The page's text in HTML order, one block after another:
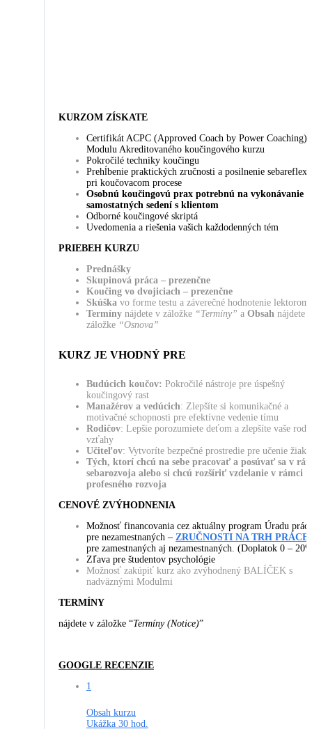
KURZOM ZÍSKATE
Certifikát ACPC (Approved Coach by Power Coaching)
Modulu Akreditovaného koučingového kurzu
Pokročilé techniky koučingu
Prehĺbenie praktických zručnosti a posilnenie
pri koučovacom procese
Osobnú koučingovú prax potrebnú na vykonávanie
samostatných sedení s klientom
Odborné koučingové skriptá
Uvedomenia a riešenia vašich každodenných tém
PRIEBEH KURZU
Prednášky
Skupinová práca – prezenčne
Koučing vo dvojiciach – prezenčne
Skúška vo forme testu a záverečné hodnotenie lektorom
Termíny nájdete v záložke “Termíny” a Obsah nájdete v
záložke “Osnova”
KURZ JE VHODNÝ PRE
Budúcich koučov: Pokročilé nástroje pre úspešný
koučingový rast
Manažérov a vedúcich: Zlepšíte si komunikačné a
motivačné schopnosti pre efektívne vedenie tímu
Rodičov: Lepšie porozumiete deťom a zlepšíte vaše
vzťahy
Učiteľov: Vytvoríte bezpečné prostredie pre učenie
Tých, ktorí chcú na sebe pracovať a posúvať sa v
sebarozvoja alebo si chcú rozšíriť vzdelanie v rámci
profesného rozvoja
CENOVÉ ZVÝHODNENIA
Možnosť financovania cez aktuálny program Úradu práce
pre nezamestnaných – ZRUČNOSTI NA TRH PRÁCE
pre zamestnaných aj nezamestnaných. (Doplatok 0 –
Zľava pre študentov psychológie
Možnosť zakúpiť kurz ako zvýhodnený BALÍČEK s
nadväznými Modulmi
TERMÍNY
nájdete v záložke “Termíny (Notice)”
GOOGLE RECENZIE
1
Obsah kurzu
Ukážka 30 hod.